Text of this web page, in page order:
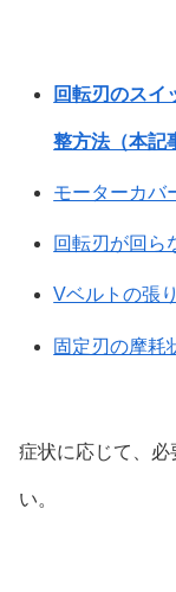
回転刃のスイ
整方法（本記
モーターカバ
回転刃が回ら
Vベルトの張
固定刃の摩耗
症状に応じて、必
い。